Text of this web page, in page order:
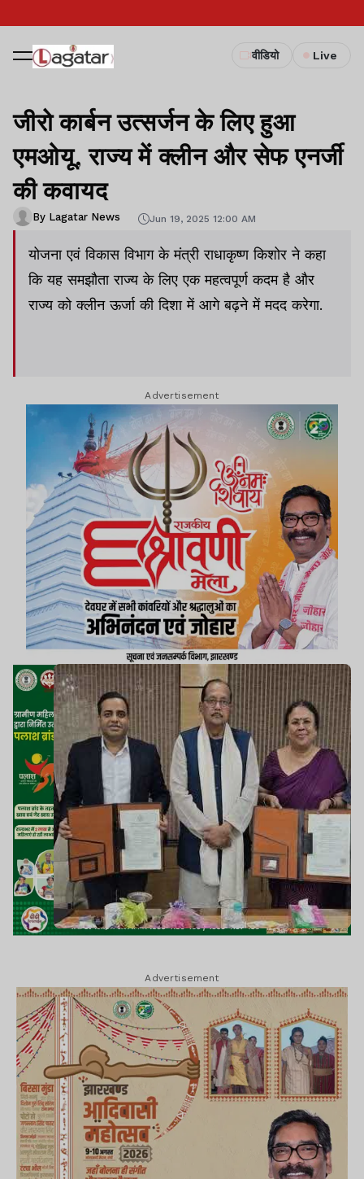
वीडियो Live
जीरो कार्बन उत्सर्जन के लिए हुआ
एमओयू, राज्य में क्लीन और सेफ एनर्जी
की कवायद
By Lagatar News Jun 19, 2025 12:00 AM
योजना एवं विकास विभाग के मंत्री राधाकृष्ण किशोर ने कहा
कि यह समझौता राज्य के लिए एक महत्वपूर्ण कदम है और
राज्य को क्लीन ऊर्जा की दिशा में आगे बढ़ने में मदद करेगा.
Advertisement
Advertisement